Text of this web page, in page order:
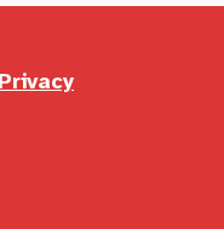
Privacy